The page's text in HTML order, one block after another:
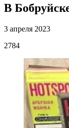
В
3 апреля 2023
2784